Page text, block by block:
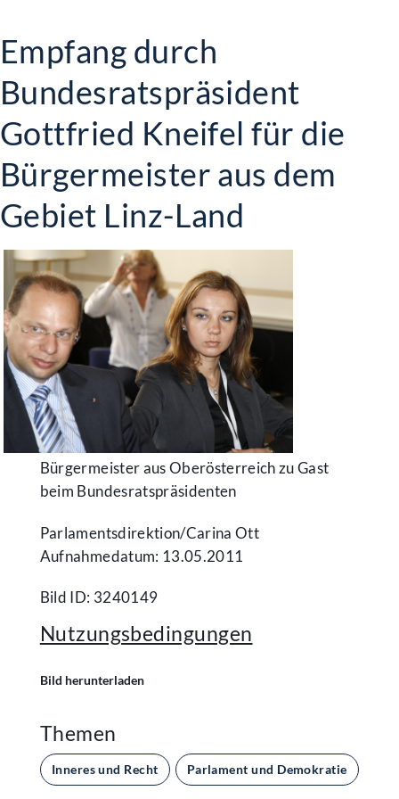
Empfang durch
Bundesratspräsident
Gottfried Kneifel für die
Bürgermeister aus dem
Gebiet Linz-Land
Bürgermeister aus Oberösterreich zu Gast
beim Bundesratspräsidenten
Parlamentsdirektion/​Carina Ott
Aufnahmedatum: 13.05.2011
Bild ID: 3240149
Nutzungsbedingungen
Bild herunterladen
Themen
Inneres und Recht Parlament und Demokratie